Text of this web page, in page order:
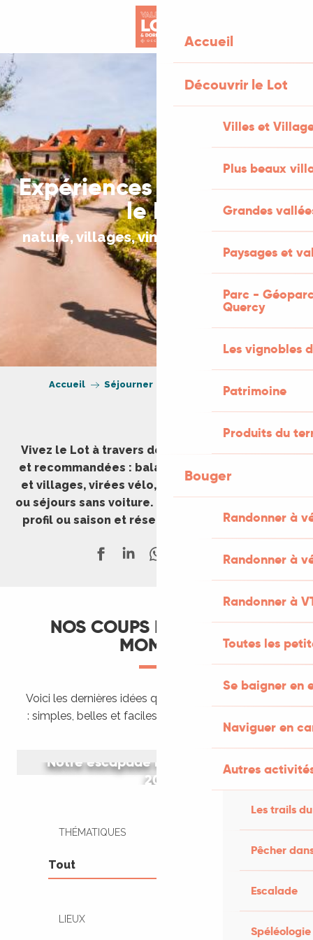
principal
Accueil
Découvrir le Lot
Villes et
Plus beaux
Grandes
Paysages et
Parc -
Quercy
Les vignobles
Patrimoine
Produits du
Bouger
Randonner à
Randonner à
Randonner à
Toutes les
Se baigner en
Naviguer en
Autres
Les trails
Pêcher
Escalade
Spéléologie
Expériences à vivre dans
le Lot
nature, villages, vin & micro-aventures
Accueil Séjourner Expériences à vivre
Vivez le Lot à travers des expériences testées
et recommandées : balades en famille, grottes
et villages, virées vélo, week-ends gourmands
ou séjours sans voiture. Inspirez-vous, filtrez par
profil ou saison et réservez en quelques clics.
NOS COUPS DE CŒUR DU
MOMENT
Voici les dernières idées que nous venons de tester
: simples, belles et faciles à organiser tout de suite.
Notre escapade rétro en peugeot
203
THÉMATIQUES
LIEUX